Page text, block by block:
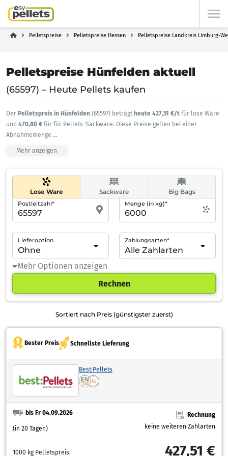
Pelletspreise Pelletspreise Hessen Pelletspreise Landkreis Limburg-
Pelletspreise Hünfelden aktuell
(65597) – Heute Pellets kaufen
Der Pelletspreis in Hünfelden (65597) beträgt heute 427,51 €/t für lose Ware
und 470,80 € für für Pellets-Sackware. Diese Preise gelten bei einer
Abnahmemenge ...
Mehr anzeigen
Lose Ware Sackware Big Bags
Postleitzahl* Menge (in kg)*
Lieferoption Zahlungsarten*
Mehr Optionen anzeigen
Rechnen
Sortiert nach Preis (günstigster zuerst)
Bester Preis Schnellste Lieferung
Best:Pellets
bis Fr 04.09.2026
(in 20 Tagen)
Rechnung
keine weiteren Zahlarten
1000 kg Pelletspreis: 427,51 €